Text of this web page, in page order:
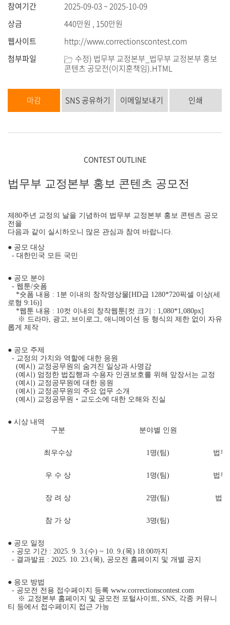
참여기간
2025-09-03 ~ 2025-10-09
상금
440만원 , 150만원
웹사이트
http://www.correctionscontest.com
첨부파일
수정) 법무부 교정본부_법무부 교정본부 홍보
콘텐츠 공모전(이지훈책임).HTML
마감 SNS 공유하기 이메일보내기 인쇄
CONTEST OUTLINE
법무부 교정본부 홍보 콘텐츠 공모전
제80주년 교정의 날을 기념하여 법무부 교정본부 홍보 콘텐츠 공모
전을
다음과 같이 실시하오니 많은 관심과 참여 바랍니다.
● 공모 대상
- 대한민국 모든 국민
● 공모 분야
- 웹툰/숏폼
*숏폼 내용 : 1분 이내의 창작영상물[HD급 1280*720픽셀 이상(세
로형 9:16)]
*웹툰 내용 : 10컷 이내의 창작웹툰[컷 크기 : 1,080*1,080px]
※ 드라마, 광고, 브이로그, 애니메이션 등 형식의 제한 없이 자유
롭게 제작
● 공모 주제
- 교정의 가치와 역할에 대한 응원
(예시) 교정공무원의 숨겨진 일상과 사명감
(예시) 엄정한 법집행과 수용자 인권보호를 위해 앞장서는 교정
(예시) 교정공무원에 대한 응원
(예시) 교정공무원의 주요 업무 소개
(예시) 교정공무원‧교도소에 대한 오해와 진실
● 시상 내역
구분
분야별 인원
최우수상 1명(팀) 법무
우 수 상 1명(팀) 법무
장 려 상 2명(팀) 법
참 가 상 3명(팀)
● 공모 일정
- 공모 기간 : 2025. 9. 3.(수) ~ 10. 9.(목) 18:00까지
- 결과발표 : 2025. 10. 23.(목), 공모전 홈페이지 및 개별 공지
● 응모 방법
- 공모전 전용 접수페이지 등록 www.correctionscontest.com
※ 교정본부 홈페이지 및 공모전 포털사이트, SNS, 각종 커뮤니
티 등에서 접수페이지 접근 가능